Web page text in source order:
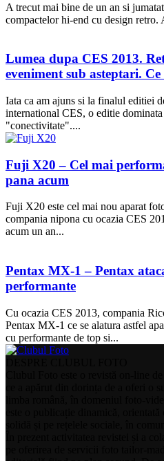
A trecut mai bine de un an si
compactelor hi-end cu design retro.
Lumea dupa CES 2013.
eveniment sub asteptari.
Iata ca am ajuns si la finalul editiei
international CES, o editie
"conectivitate"....
Fuji X20 – Cel mai
pana acum
Fuji X20 este cel mai nou aparat
compania nipona cu ocazia CES
acum un an...
Pentax MX-1 – Pentax
performante
Cu ocazia CES 2013, compania
Pentax MX-1 ce se alatura astfel
cu performante de top si...